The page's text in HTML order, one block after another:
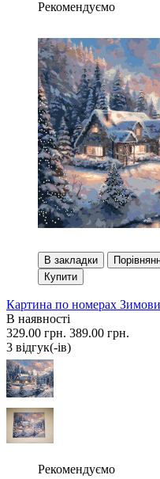
Рекомендуємо
В закладки
Купити
Картина по номерах
В наявності
329.00 грн. 389.00 грн.
3 вiдгук(-iв)
Рекомендуємо